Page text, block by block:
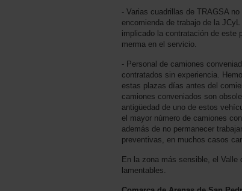
- ⁠Varias cuadrillas de TRAGSA
encomienda de trabajo de la
implicado la contratación de este
merma en el servicio.
- ⁠Personal de camiones
contratados sin experiencia.
estas plazas días antes del
camiones conveniados son
antigüedad de uno de estos
el mayor número de camiones
además de no permanecer
preventivas, en muchos casos
En la zona más sensible, el Valle
lamentables.